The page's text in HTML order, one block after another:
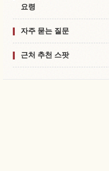
요령
자주 묻는 질문
근처 추천 스팟